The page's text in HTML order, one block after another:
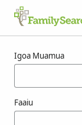
Igoa Muamua
Faaiu